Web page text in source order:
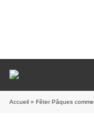
Accueil » Fêter Pâques